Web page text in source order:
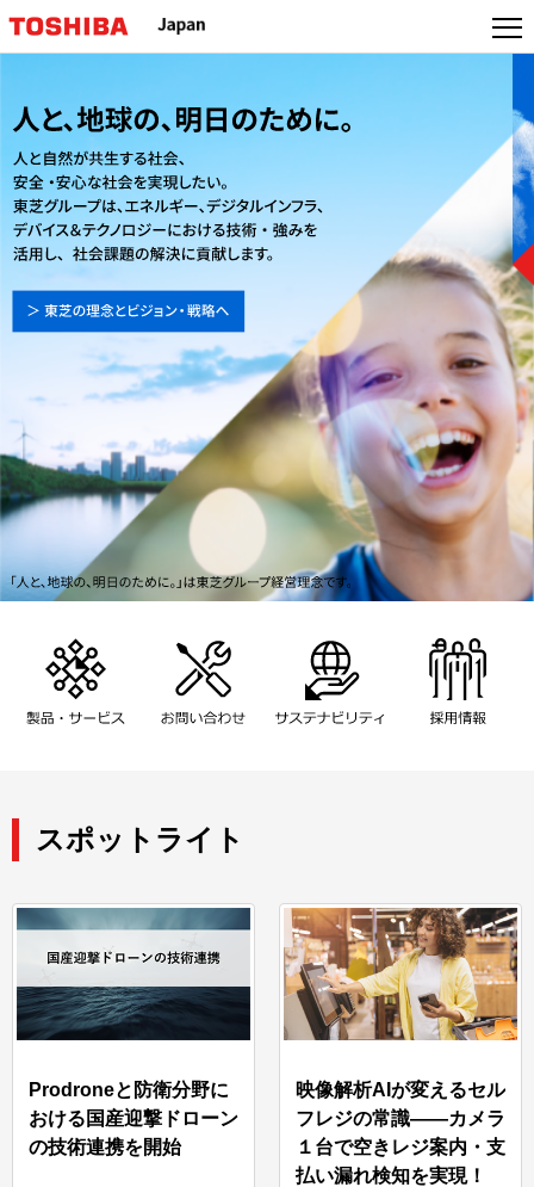
ャ
ン
プ
スポットライト
Prodroneと防衛分野に
おける国産迎撃ドローン
の技術連携を開始
映像解析AIが変えるセル
フレジの常識――カメラ
１台で空きレジ案内・支
払い漏れ検知を実現！